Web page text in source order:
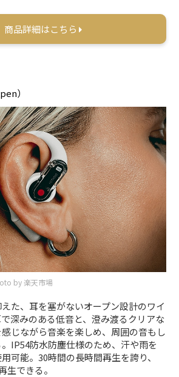
商品詳細はこちら
）
by 楽天市場
た、耳を塞がないオープン設計のワイ
深みのある低音と、澄み渡るクリアな
じながら音楽を楽しめ、周囲の音もし
IP54防水防塵仕様のため、汗や雨を
可能。30時間の長時間再生を誇り、
生できる。